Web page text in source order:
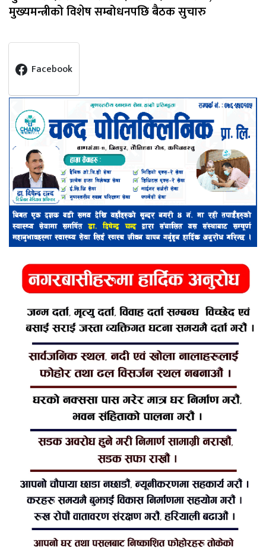
मुख्यमन्त्रीको विशेष सम्बोधनपछि बैठक सुचारु
Facebook